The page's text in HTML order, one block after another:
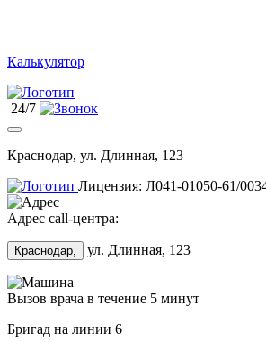
Калькулятор
24/7
Краснодар, ул. Длинная, 123
Лицензия: Л041-01050-61/
Адрес call-центра:
Краснодар, ул. Длинная, 123
Вызов врача в течение 5 минут
Бригад на линии 6